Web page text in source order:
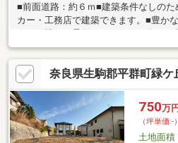
■前面道路：約６ｍ■建築条件なしの
カー・工務店で建築できます。■豊か
よう。眺めて景色よく、住んで静かな
徒歩１０分♪■住宅地内には公園も整
♪
奈良県生駒郡平群町緑ケ
750万
（坪単価:-）
土地面積